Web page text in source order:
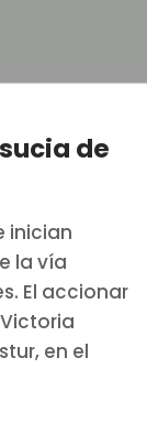
de
inician
la vía
El accionar
en el